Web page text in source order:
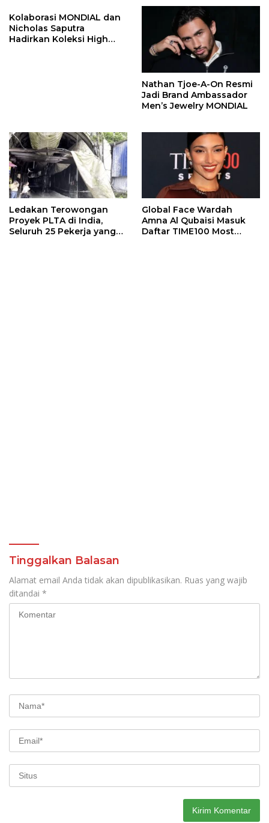
Kolaborasi MONDIAL dan
Nicholas Saputra
Hadirkan Koleksi High
Nathan Tjoe-A-On Resmi
Jadi Brand Ambassador
Men’s Jewelry MONDIAL
Ledakan Terowongan
Proyek PLTA di India,
Seluruh 25 Pekerja yang
Global Face Wardah
Amna Al Qubaisi Masuk
Daftar TIME100 Most
Tinggalkan Balasan
Alamat email Anda tidak akan dipublikasikan. Ruas yang wajib
ditandai *